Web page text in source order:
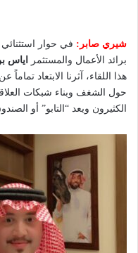
شيري صابر: في حوار
برائد الأعمال والمستثمر
اياس
هذا اللقاء، آثرنا الابتعاد
حول الشغف وبناء شبكات
الكثيرون ويعد “التابو” أو